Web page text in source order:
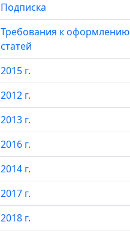
Подписка
Требования к оформлению
статей
2015 г.
2012 г.
2013 г.
2016 г.
2014 г.
2017 г.
2018 г.